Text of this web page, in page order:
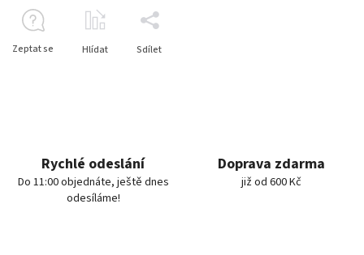
Zeptat se Hlídat Sdílet
Rychlé odeslání
Do 11:00 objednáte, ještě dnes
odesíláme!
Doprava zdarma
již od 600 Kč